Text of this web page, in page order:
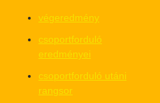
végeredmény
csoportforduló
eredményei
csoportforduló utáni
rangsor